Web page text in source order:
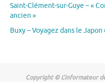
Saint-Clément-sur-Guye – «
ancien »
Buxy – Voyagez dans le
Copyright © L'informateur